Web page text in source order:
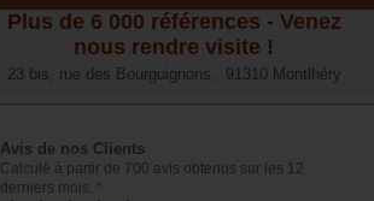
Plus de 6 000 références - Venez
nous rendre visite !
23 bis, rue des Bourguignons, 91310 Montlhéry
Avis de nos Clients
Calculé à partir de 700 avis obtenus sur les 12
derniers mois. *